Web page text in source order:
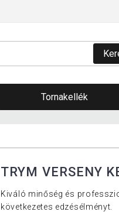
Tornakellék
TRYM VERSENY
Kiváló minőség és
következetes edzésélményt.